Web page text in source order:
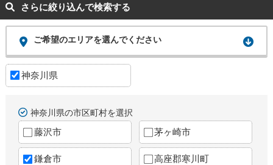
さらに絞り込んで検索する
ご希望のエリアを選んでください
神奈川県
神奈川県の市区町村を選択
藤沢市 茅ヶ崎市
鎌倉市 高座郡寒川町